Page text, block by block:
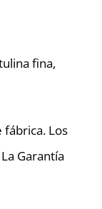
fina,
Los
Garantía